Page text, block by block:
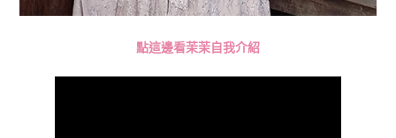
點這邊看茉茉自我介紹